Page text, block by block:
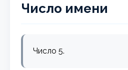
Число имени
Число 5.